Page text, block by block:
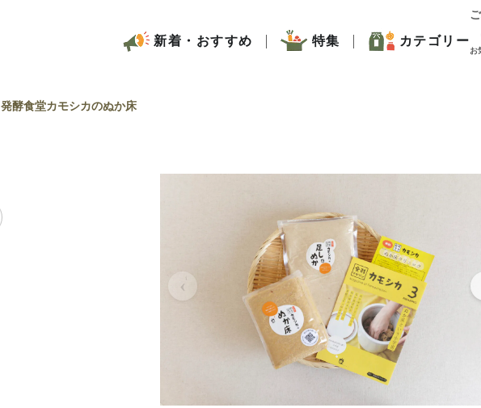
新着・おすすめ 特集 カテゴリー
お
発酵食堂カモシカのぬか床